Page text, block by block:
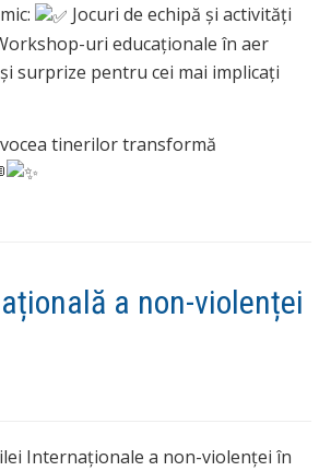
Jocuri de echipă și activități
uri educaționale în aer
surprize pentru cei mai implicați
tinerilor transformă
a non-violenței
Internaționale a non-violenței în